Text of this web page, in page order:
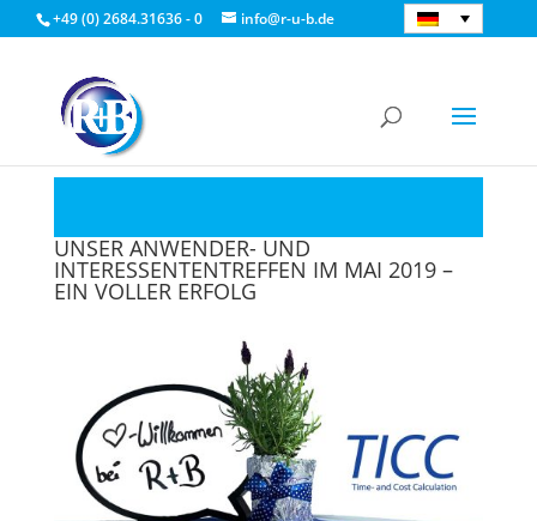
+49 (0) 2684.31636 - 0 info@r-u-b.de
UNSER ANWENDER- UND
INTERESSENTENTREFFEN IM MAI 2019 –
EIN VOLLER ERFOLG